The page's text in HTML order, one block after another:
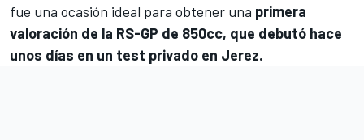
fue una ocasión ideal para obtener una primera
valoración de la RS-GP de 850cc, que debutó hace
unos días en un test privado en Jerez.